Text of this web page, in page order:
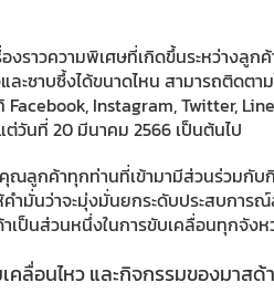
งราวความพิเศษที่เกิดขึ้นระหว่างลู
ละซาบซึ้งได้ขนาดไหน สามารถติดต
Facebook, Instagram, Twitter,
วันที่ 20 มีนาคม 2566 เป็นต้นไป
ณลูกค้าทุกท่านที่เข้ามามีส่วนร่วมกับ
ำมั่นว่าจะมุ่งมั่นยกระดับประสบการ
เป็นส่วนหนึ่งในการขับเคลื่อนทุกจัง
คลื่อนไหว และกิจกรรมของมาสด้